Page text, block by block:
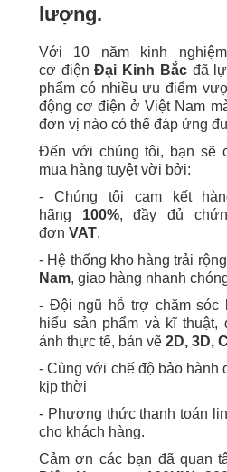
lượng.
Với 10 năm kinh
cơ điệnĐại Kinh Bắcđã
phẩm có nhiều ưu điểm
động cơ điện ở Việt Nam
đơn vị nào có thể đáp ứng
Đến với chúng tôi, bạn sẽ
mua hàng tuyệt vời bởi:
- Chúng tôi cam kết
hãng 100%, đầy đủ
đơn VAT.
- Hệ thống kho hàng trải
Nam, giao hàng nhanh
- Đội ngũ hỗ trợ chăm sóc
hiểu sản phẩm và kĩ thuật,
ảnh thực tế, bản vẽ 2D, 3D,
- Cùng với chế độ bảo hành
kịp thời
- Phương thức thanh toán
cho khách hàng.
Cảm ơn các bạn đã quan